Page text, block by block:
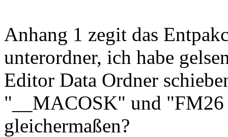
Anhang 1 zegit das
unterordner, ich habe
Editor Data Ordner
"__MACOSK" und "FM26
gleichermaßen?